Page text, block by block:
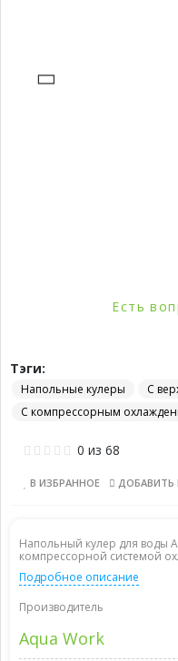
Есть
Тэги:
Напольные кулеры
С
С компрессорным
0 из 68
В ИЗБРАННОЕ ДОБАВИТЬ
Напольный кулер для воды
компрессорной системой
Подробное описание
Производитель
Aqua Work